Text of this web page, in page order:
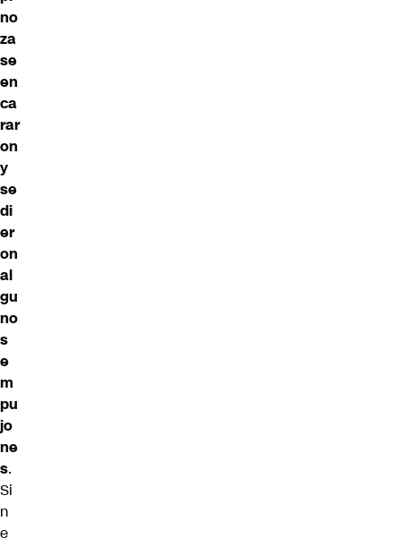
no
za
se
en
ca
rar
on
y
se
di
er
on
al
gu
no
s
e
m
pu
jo
ne
s.
Si
n
e